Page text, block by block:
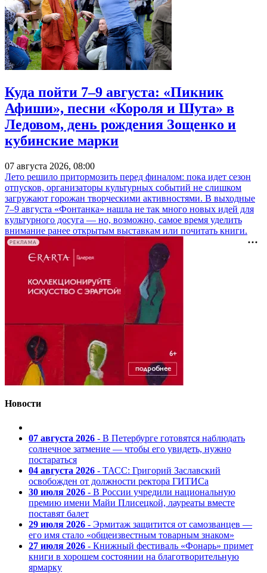
Куда пойти 7–9 августа: «Пикник
Афиши», песни «Короля и Шута» в
Ледовом, день рождения Зощенко и
кубинские марки
07 августа 2026, 08:00
Лето решило притормозить перед финалом: пока идет сезон
отпусков, организаторы культурных событий не слишком
загружают горожан творческими активностями. В выходные
7–9 августа «Фонтанка» нашла не так много новых идей для
культурного досуга — но, возможно, самое время уделить
внимание ранее открытым выставкам или почитать книги.
РЕКЛАМА
Новости
07 августа 2026 - В Петербурге готовятся наблюдать
солнечное затмение — чтобы его увидеть, нужно
постараться
04 августа 2026 - ТАСС: Григорий Заславский
освобожден от должности ректора ГИТИСа
30 июля 2026 - В России учредили национальную
премию имени Майи Плисецкой, лауреаты вместе
поставят балет
29 июля 2026 - Эрмитаж защитится от самозванцев —
его имя стало «общеизвестным товарным знаком»
27 июля 2026 - Книжный фестиваль «Фонарь» примет
книги в хорошем состоянии на благотворительную
ярмарку